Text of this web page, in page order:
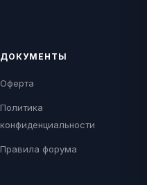
ДОКУМЕНТЫ
Оферта
Политика
конфиденциальности
Правила форума